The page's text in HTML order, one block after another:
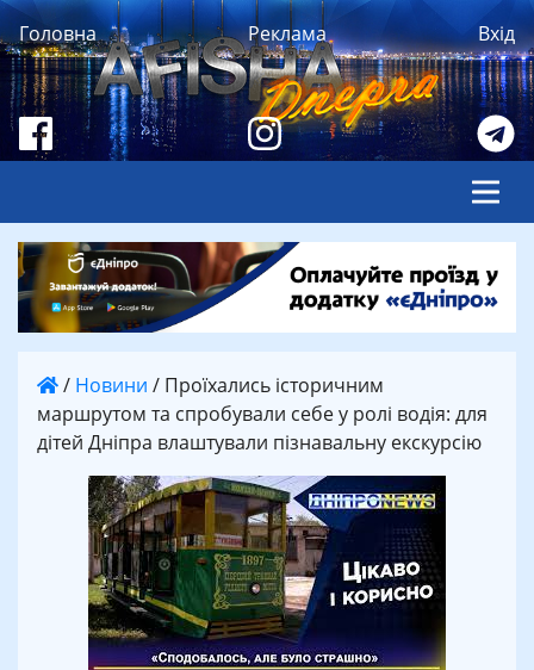
Головна Реклама Вхід
/ Новини / Проїхались історичним
маршрутом та спробували себе у ролі водія: для
дітей Дніпра влаштували пізнавальну екскурсію